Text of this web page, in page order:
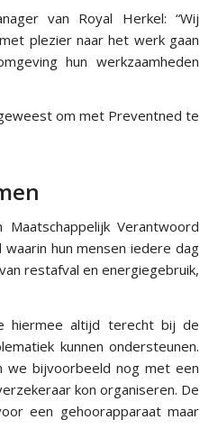
van Royal Herkel: “Wij
plezier naar het werk gaan
hun werkzaamheden
om met Preventned te
Verantwoord
hun mensen iedere dag
restafval en energiegebruik,
hiermee altijd terecht bij de
kunnen ondersteunen.
we bijvoorbeeld nog met een
kon organiseren. De
een gehoorapparaat maar